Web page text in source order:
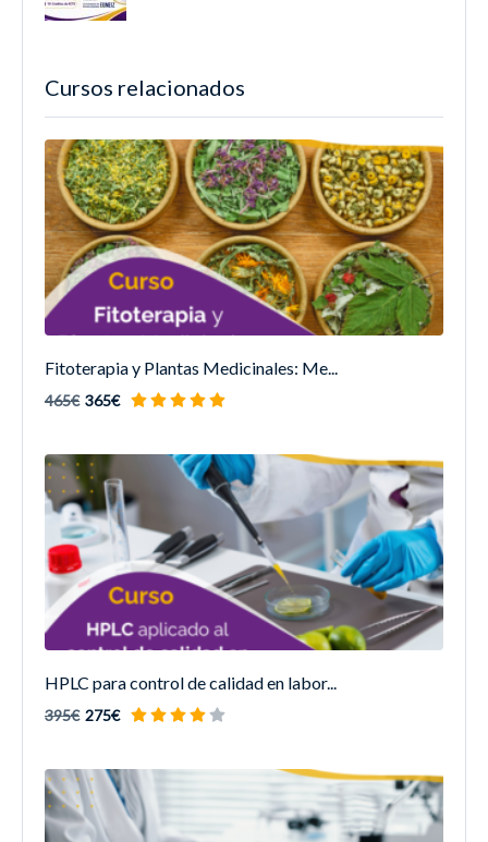
Cursos relacionados
Fitoterapia y Plantas Medicinales: Me...
465€ 365€
HPLC para control de calidad en labor...
395€ 275€